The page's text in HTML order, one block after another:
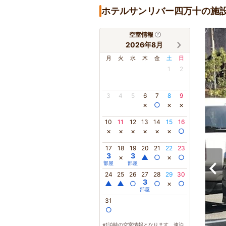
ホテルサンリバー四万十の施
空室情報
2026年8月
月 火 水 木 金 土 日
1 2
3 4 5 6
×
7
○
8
×
9
×
10
×
11
×
12
×
13
×
14
×
15
×
16
○
17
3
部屋
18
×
19
3
部屋
20
▲
21
○
22
×
23
○
24
▲
25
▲
26
○
27
3
部屋
28
○
29
×
30
○
31
○
※1泊時の空室情報となります。連泊